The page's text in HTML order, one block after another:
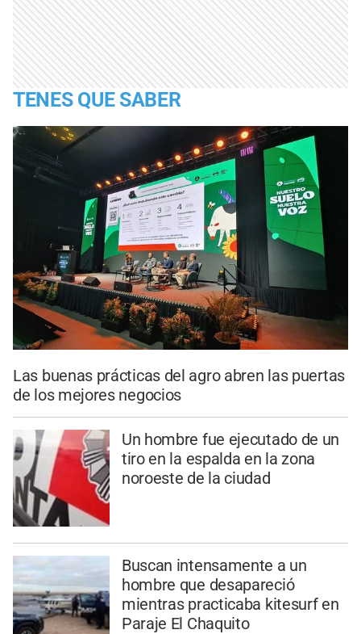
TENES QUE SABER
Las buenas prácticas del agro abren las puertas
de los mejores negocios
Un hombre fue ejecutado de un
tiro en la espalda en la zona
noroeste de la ciudad
Buscan intensamente a un
hombre que desapareció
mientras practicaba kitesurf en
Paraje El Chaquito